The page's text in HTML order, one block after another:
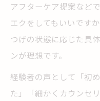
アフターケア提案など
エクをしてもいいです
つげの状態に応じた具
ンが理想です。
経験者の声として「初
た」「細かくカウンセ